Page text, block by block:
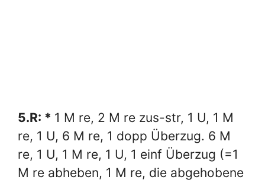
5.R: * 1 M re, 2 M re zus-str, 1 U, 1 M
re, 1 U, 6 M re, 1 dopp Überzug. 6 M
re, 1 U, 1 M re, 1 U, 1 einf Überzug (=1
M re abheben, 1 M re, die abgehobene